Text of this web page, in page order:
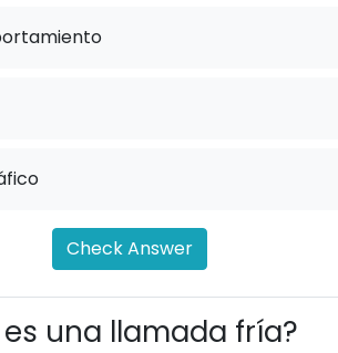
Check Answer
es una llamada fría?